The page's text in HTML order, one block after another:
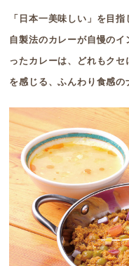
「日本一美味しい」を目
自製法のカレーが自慢の
ったカレーは、どれもク
を感じる、ふんわり食感の